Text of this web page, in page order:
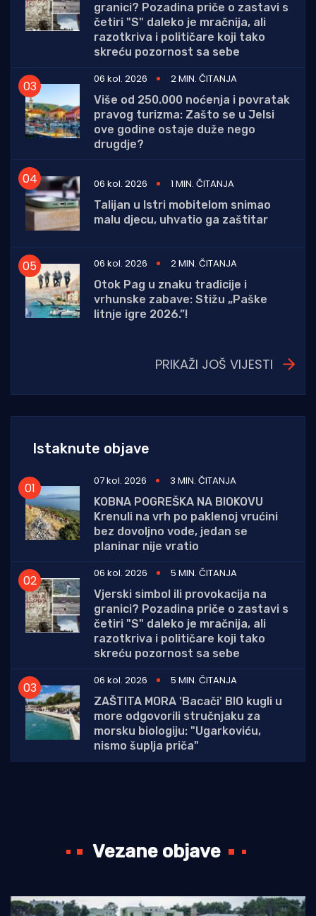
granici? Pozadina priče o zastavi s
četiri "S" daleko je mračnija, ali
razotkriva i političare koji tako
skreću pozornost sa sebe
06 kol. 2026
2 MIN. ČITANJA
Više od 250.000 noćenja i povratak
pravog turizma: Zašto se u Jelsi
ove godine ostaje duže nego
drugdje?
06 kol. 2026
1 MIN. ČITANJA
Talijan u Istri mobitelom snimao
malu djecu, uhvatio ga zaštitar
06 kol. 2026
2 MIN. ČITANJA
Otok Pag u znaku tradicije i
vrhunske zabave: Stižu „Paške
litnje igre 2026.”!
PRIKAŽI JOŠ VIJESTI
Istaknute objave
07 kol. 2026
3 MIN. ČITANJA
KOBNA POGREŠKA NA BIOKOVU
Krenuli na vrh po paklenoj vrućini
bez dovoljno vode, jedan se
planinar nije vratio
06 kol. 2026
5 MIN. ČITANJA
Vjerski simbol ili provokacija na
granici? Pozadina priče o zastavi s
četiri "S" daleko je mračnija, ali
razotkriva i političare koji tako
skreću pozornost sa sebe
06 kol. 2026
5 MIN. ČITANJA
ZAŠTITA MORA 'Bacači' BIO kugli u
more odgovorili stručnjaku za
morsku biologiju: "Ugarkoviću,
nismo šuplja priča"
Vezane objave